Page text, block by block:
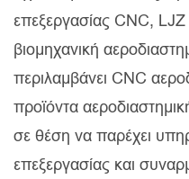
επεξεργασίας CNC,
βιομηχανική
περιλαμβάνει CNC
προϊόντα
σε θέση να παρέχει
επεξεργασίας και